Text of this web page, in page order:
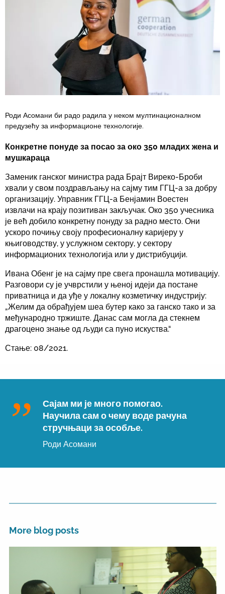
Роди Асомани би радо радила у неком мултинационалном
предузећу за информационе технологије.
Конкретне понуде за посао за око 350 младих жена и
мушкараца
Заменик ганског министра рада Брајт Виреко-Броби
хвали у свом поздрављању на сајму тим ГГЦ-а за добру
организацију. Управник ГГЦ-а Бенјамин Воестен
извлачи на крају позитиван закључак. Око 350 учесника
је већ добило конкретну понуду за радно место. Они
ускоро почињу своју професионалну каријеру у
књиговодству, у услужном сектору, у сектору
информационих технологија или у дистрибуцији.
Ивана Обенг је на сајму пре свега пронашла мотивацију.
Разговори су је учврстили у њеној идеји да постане
приватница и да уђе у локалну козметичку индустрију:
„Желим да обрађујем шеа бутер како за ганско тако и за
међународно тржиште. Данас сам могла да стекнем
драгоцено знање од људи са пуно искуства.“
Стање: 08/2021.
Сајам ми је много помогао.
Научила сам о чему воде рачуна
стручњаци за особље.
Роди Асомани
More blog posts